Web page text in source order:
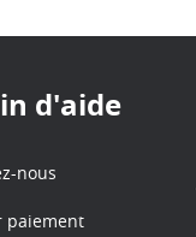
d'aide
nous
paiement